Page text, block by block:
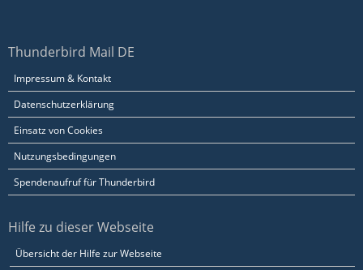
Thunderbird Mail DE
Impressum & Kontakt
Datenschutzerklärung
Einsatz von Cookies
Nutzungsbedingungen
Spendenaufruf für Thunderbird
Hilfe zu dieser Webseite
Übersicht der Hilfe zur Webseite